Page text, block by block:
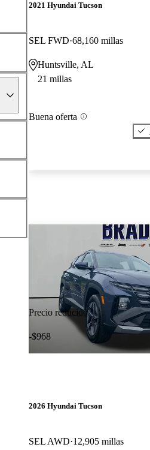
2021 Hyundai Tucson
SEL FWD 68,160 millas
Huntsville, AL
21 millas
Buena oferta
Precio reducido
-$968
2026 Hyundai Tucson
SEL AWD 12,905 millas